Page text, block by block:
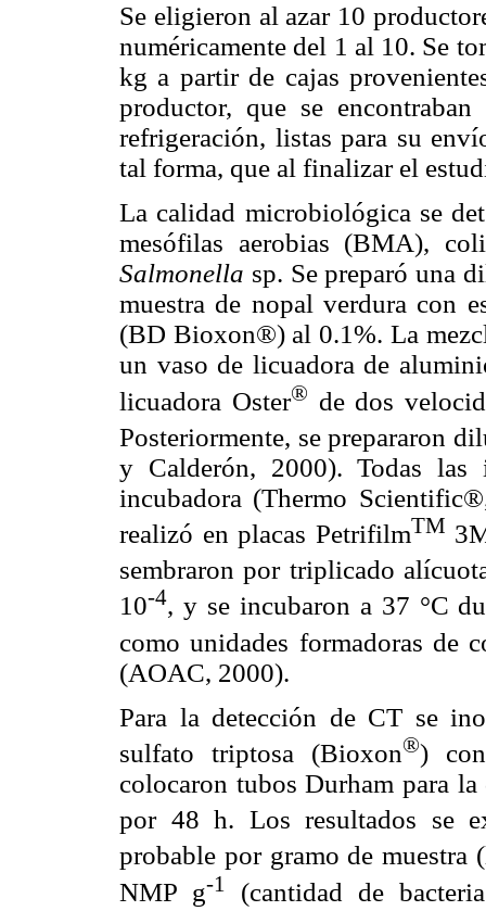
Se eligieron al azar 10
numéricamente del 1 al 10. Se
kg a partir de cajas
productor, que se
refrigeración, listas para su
tal forma, que al finalizar el
La calidad microbiológica se
mesófilas aerobias (BMA),
Salmonella sp. Se preparó una
muestra de nopal verdura con
(BD Bioxon®) al 0.1%. La
un vaso de licuadora de
licuadora Oster® de dos
Posteriormente, se prepararon
y Calderón, 2000). Todas las
incubadora (Thermo
realizó en placas PetrifilmTM
sembraron por triplicado
10-4, y se incubaron a 37 °C
como unidades formadoras de
(AOAC, 2000).
Para la detección de CT se
sulfato triptosa (Bioxon®)
colocaron tubos Durham para
por 48 h. Los resultados se
probable por gramo de muestra
NMP g-1
(cantidad de